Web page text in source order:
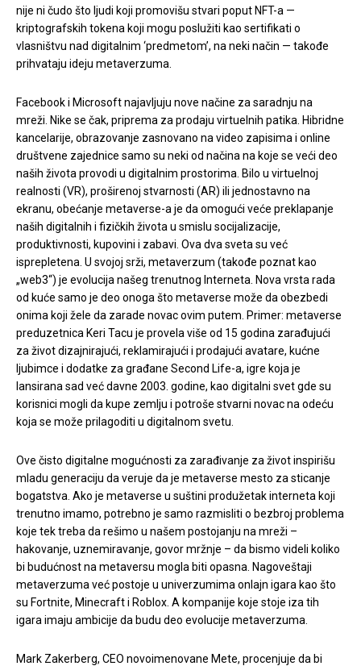
nije ni čudo što ljudi koji promovišu stvari poput NFT-a —
kriptografskih tokena koji mogu poslužiti kao sertifikati o
vlasništvu nad digitalnim ‘predmetom’, na neki način — takođe
prihvataju ideju metaverzuma.
Facebook i Microsoft najavljuju nove načine za saradnju na
mreži. Nike se čak, priprema za prodaju virtuelnih patika. Hibridne
kancelarije, obrazovanje zasnovano na video zapisima i online
društvene zajednice samo su neki od načina na koje se veći deo
naših života provodi u digitalnim prostorima. Bilo u virtuelnoj
realnosti (VR), proširenoj stvarnosti (AR) ili jednostavno na
ekranu, obećanje metaverse-a je da omogući veće preklapanje
naših digitalnih i fizičkih života u smislu socijalizacije,
produktivnosti, kupovini i zabavi. Ova dva sveta su već
isprepletena. U svojoj srži, metaverzum (takođe poznat kao
„web3“) je evolucija našeg trenutnog Interneta. Nova vrsta rada
od kuće samo je deo onoga što metaverse može da obezbedi
onima koji žele da zarade novac ovim putem. Primer: metaverse
preduzetnica Keri Tacu je provela više od 15 godina zarađujući
za život dizajnirajući, reklamirajući i prodajući avatare, kućne
ljubimce i dodatke za građane Second Life-a, igre koja je
lansirana sad već davne 2003. godine, kao digitalni svet gde su
korisnici mogli da kupe zemlju i potroše stvarni novac na odeću
koja se može prilagoditi u digitalnom svetu.
Ove čisto digitalne mogućnosti za zarađivanje za život inspirišu
mladu generaciju da veruje da je metaverse mesto za sticanje
bogatstva. Ako je metaverse u suštini produžetak interneta koji
trenutno imamo, potrebno je samo razmisliti o bezbroj problema
koje tek treba da rešimo u našem postojanju na mreži –
hakovanje, uznemiravanje, govor mržnje – da bismo videli koliko
bi budućnost na metaversu mogla biti opasna. Nagoveštaji
metaverzuma već postoje u univerzumima onlajn igara kao što
su Fortnite, Minecraft i Roblox. A kompanije koje stoje iza tih
igara imaju ambicije da budu deo evolucije metaverzuma.
Mark Zakerberg, CEO novoimenovane Mete, procenjuje da bi